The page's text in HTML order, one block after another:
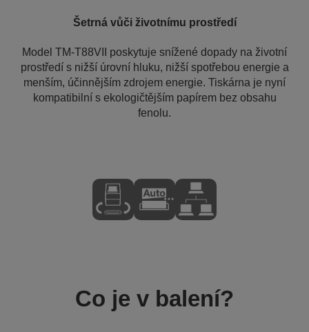
Šetrná vůči životnímu prostředí
Model TM-T88VII poskytuje snížené dopady na životní
prostředí s nižší úrovní hluku, nižší spotřebou energie a
menším, účinnějším zdrojem energie. Tiskárna je nyní
kompatibilní s ekologičtějším papírem bez obsahu
fenolu.
Co je v balení?